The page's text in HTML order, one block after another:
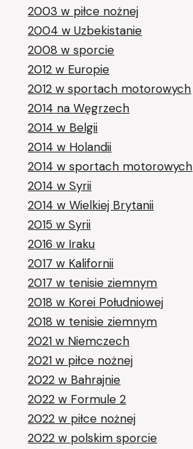
2003 w piłce nożnej
2004 w Uzbekistanie
2008 w sporcie
2012 w Europie
2012 w sportach motorowych
2014 na Węgrzech
2014 w Belgii
2014 w Holandii
2014 w sportach motorowych
2014 w Syrii
2014 w Wielkiej Brytanii
2015 w Syrii
2016 w Iraku
2017 w Kalifornii
2017 w tenisie ziemnym
2018 w Korei Południowej
2018 w tenisie ziemnym
2021 w Niemczech
2021 w piłce nożnej
2022 w Bahrajnie
2022 w Formule 2
2022 w piłce nożnej
2022 w polskim sporcie